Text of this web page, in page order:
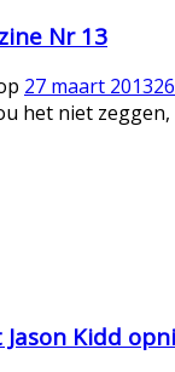
Nr 13
27 maart 2013
het niet
Kidd